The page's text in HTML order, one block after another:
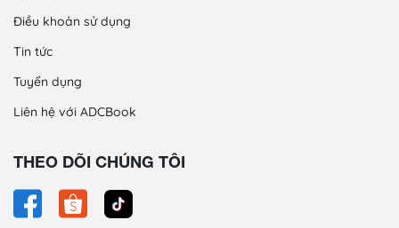
Điều khoản sử dụng
Tin tức
Tuyển dụng
Liên hệ với ADCBook
THEO DÕI CHÚNG TÔI